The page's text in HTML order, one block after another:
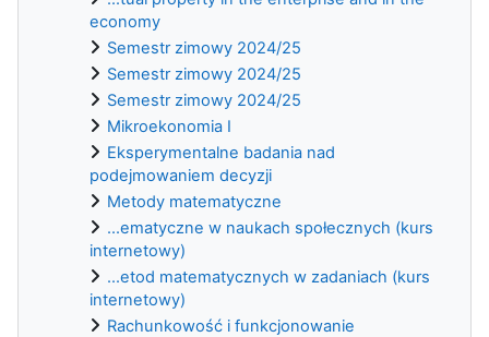
economy
Semestr zimowy 2024/25
Semestr zimowy 2024/25
Semestr zimowy 2024/25
Mikroekonomia I
Eksperymentalne badania nad
podejmowaniem decyzji
Metody matematyczne
...ematyczne w naukach społecznych (kurs
internetowy)
...etod matematycznych w zadaniach (kurs
internetowy)
Rachunkowość i funkcjonowanie